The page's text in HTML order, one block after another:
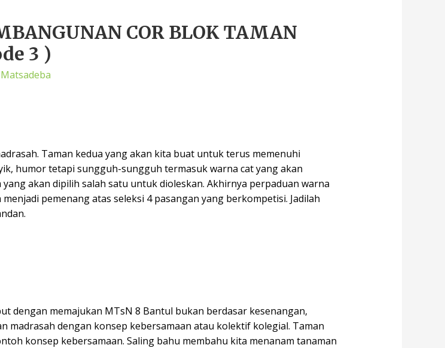
COR BLOK TAMAN
3 )
Taman kedua yang akan kita buat untuk terus memenuhi
humor tetapi sungguh-sungguh termasuk warna cat yang akan
akan dipilih salah satu untuk dioleskan. Akhirnya perpaduan warna
pemenang atas seleksi 4 pasangan yang berkompetisi. Jadilah
dengan memajukan MTsN 8 Bantul bukan berdasar kesenangan,
madrasah dengan konsep kebersamaan atau kolektif kolegial. Taman
konsep kebersamaan. Saling bahu membahu kita menanam tanaman